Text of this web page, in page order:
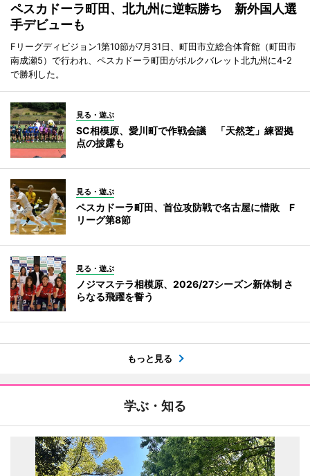
ペスカドーラ町田、北九州に逆転勝ち 新外国人選
手デビューも
Fリーグディビジョン1第10節が7月31日、町田市立総合体育館（町田市
南成瀬5）で行われ、ペスカドーラ町田がボルクバレット北九州に4-2
で勝利した。
見る・遊ぶ
SC相模原、愛川町で作戦会議 「天然芝」練習拠
点の披露も
見る・遊ぶ
ペスカドーラ町田、首位攻防戦で名古屋に惜敗 F
リーグ第8節
見る・遊ぶ
ノジマステラ相模原、2026/27シーズン新体制 さ
らなる飛躍を誓う
もっと見る
学ぶ・知る